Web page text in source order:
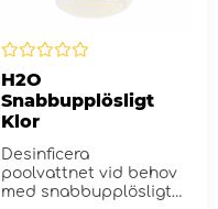
H2O
Snabbupplösligt
Klor
Desinficera
poolvattnet vid behov
med snabbupplösligt